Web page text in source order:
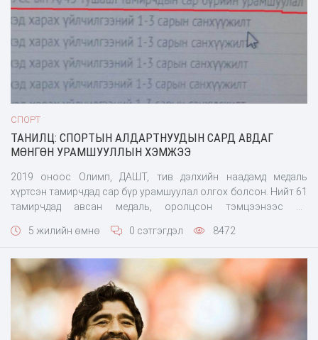
СПОРТ
ТАНИЛЦ: СПОРТЫН АЛДАРТНУУДЫН САРД АВДАГ
МӨНГӨН УРАМШУУЛЛЫН ХЭМЖЭЭ
2019 оноос Олимп, ДАШТ, тив дэлхийн наадамд медаль
хүртсэн тамирчдад сар бүр урамшуулал олгох болсон. Нийт 61
тамирчдад авсан медаль, оролцсон тэмцээнээс нь
төсвөөс 129,5 сая төгрөг зарцуулагдддаг байна.
5 жилийн өмнө 0 сэтгэгдэл 8472